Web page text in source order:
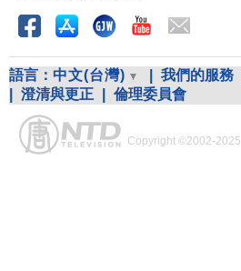
語言： 中文(台灣) 我們的服務
澄清與更正 倫理委員會
Copyright ©2002-2025